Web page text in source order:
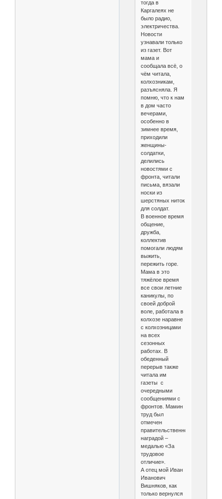
тогда в
Каргалеях не
было радио,
электричества.
Новости
узнавали только
из газет. Вот
мама и
сообщала всё, о
чём читала,
колхозникам,
разъясняла. Я
помню, что к нам
в дом часто
вечерами,
особенно в
зимнее время,
приходили
женщины-
солдатки,
делились
новостями с
фронта, читали
письма, вязали
носки из
шерстяных ниток
для солдат.
В военное время
общение,
дружба,
коллектив
помогали людям
выжить,
пережить горе.
Мама в это
тяжёлое время
все свои летние
каникулы, по
своей доброй
воле, работала в
колхозе наравне
с колхозницами
на всех
сезонных
работах. В
обеденный
перерыв также
читала им
газеты с
очередными
сообщениями с
фронтов. Мамин
труд был
отмечен
правительственной
наградой –
медалью «За
трудовое
отличие».
А отец мой Иван
Иванович
Вишняков, как
только вернулся